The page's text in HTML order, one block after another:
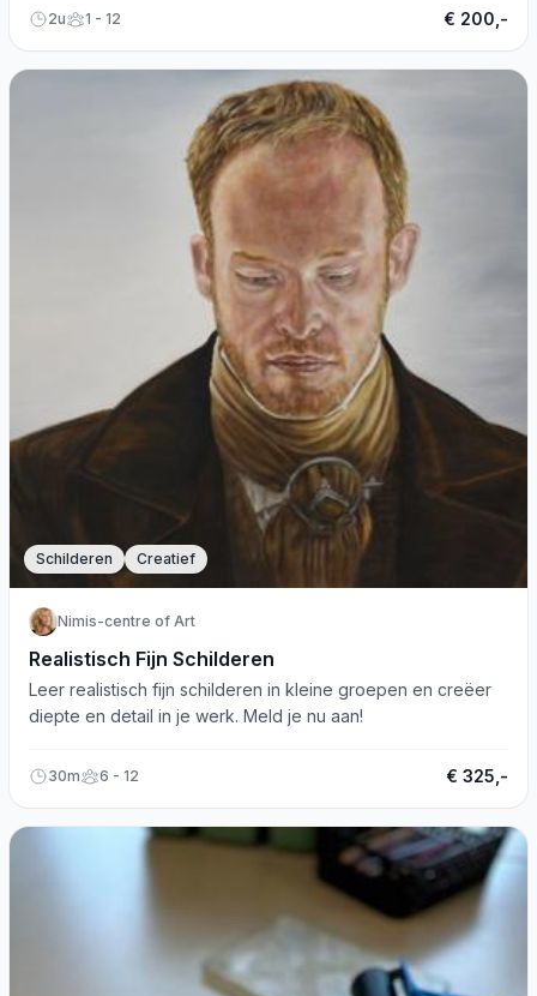
2u 1 - 12 € 200,-
Schilderen Creatief
Nimis-centre of Art
Realistisch Fijn Schilderen
Leer realistisch fijn schilderen in kleine groepen en creëer
diepte en detail in je werk. Meld je nu aan!
30m 6 - 12 € 325,-